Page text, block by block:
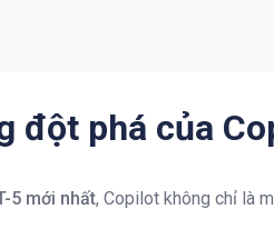
đột phá của
5 mới nhất, Copilot không chỉ là